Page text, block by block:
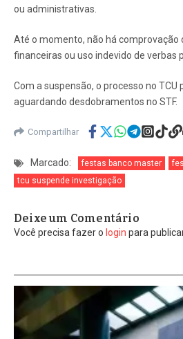
ou administrativas.
Até o momento, não há comprovação
financeiras ou uso indevido de verbas
Com a suspensão, o processo no TCU
aguardando desdobramentos no STF.
Compartilhar
Marcado: festas banco master
tcu suspende investigação
Deixe um Comentário
Você precisa fazer o login para